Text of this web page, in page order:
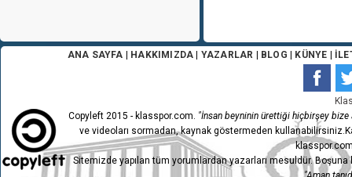
ANA SAYFA HAKKIMIZDA YAZARLAR BLOG KÜNYE
Copyleft 2015 - klasspor.com. "İnsan beyninin ürettiği hiçbirşey bize
ve videoları sormadan, kaynak göstermeden
Sitemizde yapılan tüm yorumlardan yazarları mesuldür.